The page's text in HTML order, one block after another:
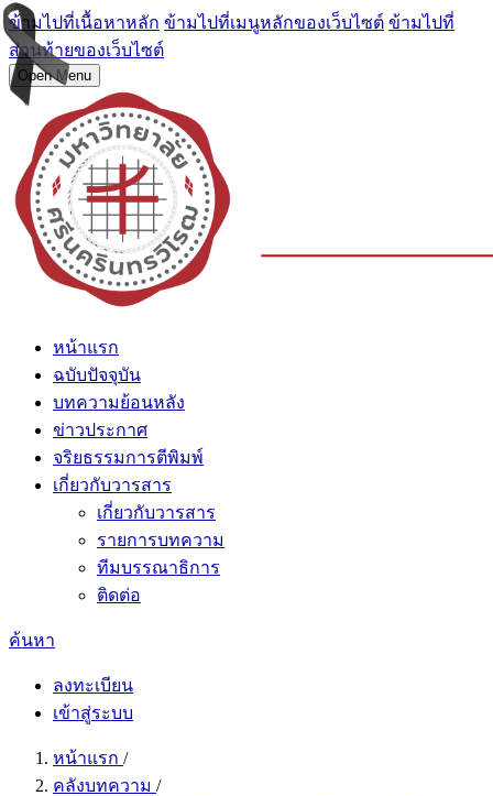
ข้ามไปที่เนื้อหาหลัก ข้ามไปที่เมนูหลักของเว็บไซต์ ข้ามไปที่
ส่วนท้ายของเว็บไซต์
Open Menu
หน้าแรก
ฉบับปัจจุบัน
บทความย้อนหลัง
ข่าวประกาศ
จริยธรรมการตีพิมพ์
เกี่ยวกับวารสาร
เกี่ยวกับวารสาร
รายการบทความ
ทีมบรรณาธิการ
ติดต่อ
ค้นหา
ลงทะเบียน
เข้าสู่ระบบ
หน้าแรก /
คลังบทความ /